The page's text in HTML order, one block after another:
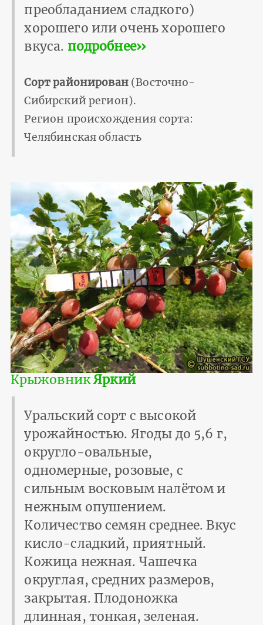
преобладанием сладкого)
хорошего или очень хорошего
вкуса. подробнее››
Сорт районирован(Восточно-
Сибирский регион).
Регион происхождения сорта:
Челябинская область
КрыжовникЯркий
Уральский сорт с высокой
урожайностью. Ягоды до 5,6 г,
округло-овальные,
одномерные, розовые, с
сильным восковым налётом и
нежным опушением.
Количество семян среднее. Вкус
кисло-сладкий, приятный.
Кожица нежная. Чашечка
округлая, средних размеров,
закрытая. Плодоножка
длинная, тонкая, зеленая.